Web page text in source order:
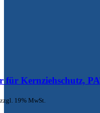
für Kernziehschutz,
zzgl. 19% MwSt.